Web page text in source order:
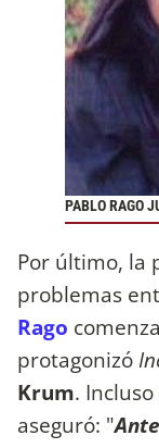
PABLO RAGO
Por último, la
problemas
Rago
protagonizó
Krum.
aseguró: "